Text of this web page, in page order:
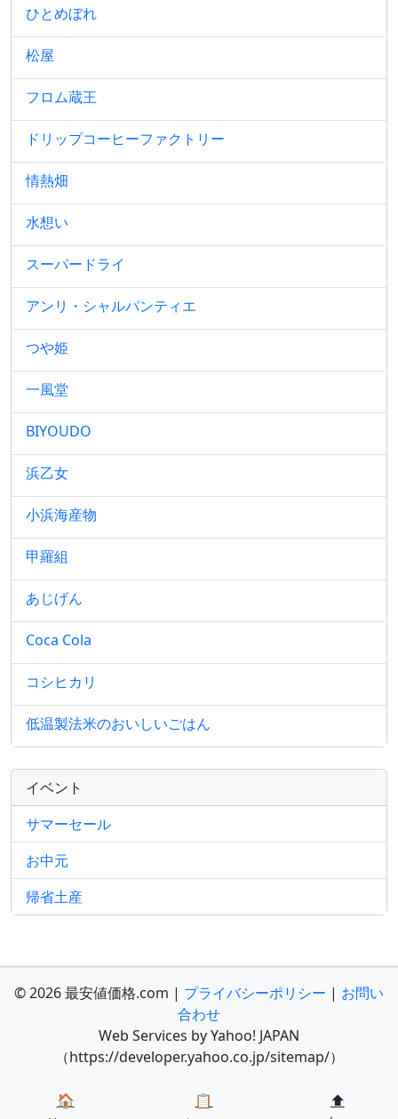
ひとめぼれ
松屋
フロム蔵王
ドリップコーヒーファクトリー
情熱畑
水想い
スーパードライ
アンリ・シャルパンティエ
つや姫
一風堂
BIYOUDO
浜乙女
小浜海産物
甲羅組
あじげん
Coca Cola
コシヒカリ
低温製法米のおいしいごはん
イベント
サマーセール
お中元
帰省土産
© 2026 最安値価格.com | プライバシーポリシー | お問い
合わせ
Web Services by Yahoo! JAPAN
（https://developer.yahoo.co.jp/sitemap/）
🏠 📋 ⬆️